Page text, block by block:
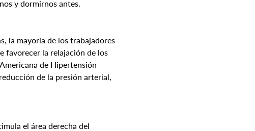
y dormirnos antes.
la mayoría de los trabajadores
favorecer la relajación de los
de Hipertensión
de la presión arterial,
el área derecha del